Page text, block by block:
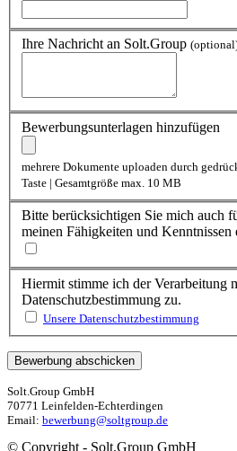
Ihre Nachricht an Solt.Group
Bewerbungsunterlagen hinzufügen
mehrere Dokumente uploaden durch
Taste | Gesamtgröße max. 10 MB
Bitte berücksichtigen Sie mich auch
meinen Fähigkeiten und Kenntnissen
Hiermit stimme ich der Verarbeitung
Datenschutzbestimmung zu.
Unsere Datenschutzbestimmung
Solt.Group GmbH
70771 Leinfelden-Echterdingen
Email: bewerbung@soltgroup.de
© Copyright - Solt.Group GmbH